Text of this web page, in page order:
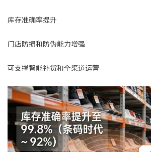
库存准确率提升
门店防损和防伪能力增强
可支撑智能补货和全渠道运营